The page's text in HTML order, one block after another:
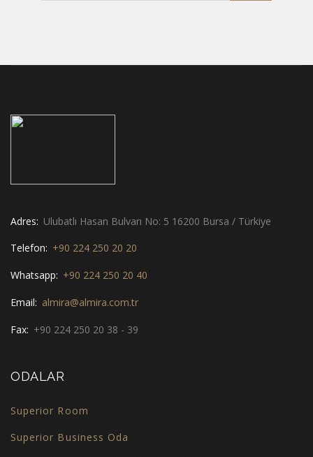
Adres: Ulubatlı Hasan Bulvarı No: 5 16200 Bursa / Türkiye
Telefon: +90 224 250 20 20
Whatsapp: +90 224 250 20 40
Email: almira@almira.com.tr
Fax: +90 224 250 20 38 - 39
ODALAR
Superior Room
Superior Business Oda